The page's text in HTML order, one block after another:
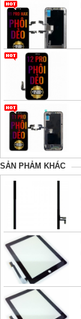
SẢN PHẢM KHÁC